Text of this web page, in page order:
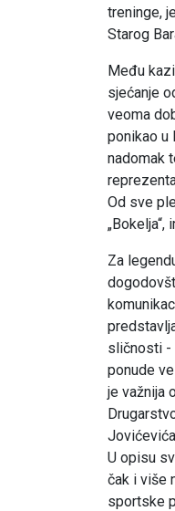
treninge,
Starog
Među
sjećanje
veoma
ponikao u
nadomak
Od sve
Za
sličnosti -
ponude
je važnija
U opisu
čak i više
sportske